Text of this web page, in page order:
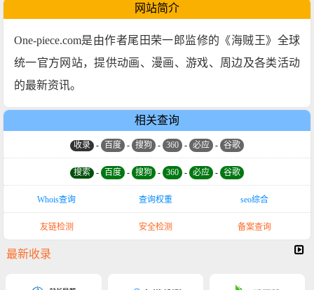
网站简介
One-piece.com是由作者尾田荣一郎监修的《海贼王》全球
统一官方网站，提供动画、漫画、游戏、周边及各类活动
的最新资讯。
相关查询
收录 - 百度 - 搜狗 - 360 - 必应 - 谷歌
搜索 - 百度 - 搜狗 - 360 - 必应 - 谷歌
Whois查询 查询权重 seo综合
友链检测 安全检测 备案查询
最新收录